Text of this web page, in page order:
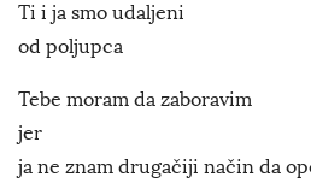
Ti i ja smo udaljeni
od poljupca
Tebe moram da zaboravim
jer
ja ne znam drugačiji način da